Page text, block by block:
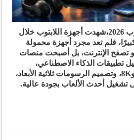
أفضل أنواع أجهزة اللابتوب 2026،شهدت أجهزة اللابتوب خلال
فلم تعد مجرد أجهزة محمولة
أو تصفح الإنترنت، بل أصبحت منصات
تطبيقات الذكاء الاصطناعي،
وتحرير الفيديو بدقة 4K و8K، وتصميم الرسومات ثلاثية الأبعاد،
تشغيل أحدث الألعاب بجودة عالية.